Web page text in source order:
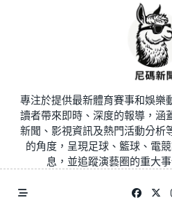
專注於提供最新體育賽事和娛樂
讀者帶來即時、深度的報導，涵
新聞、影視資訊及熱門活動分析
的角度，呈現足球、籃球、電
息，並追蹤演藝圈的重大